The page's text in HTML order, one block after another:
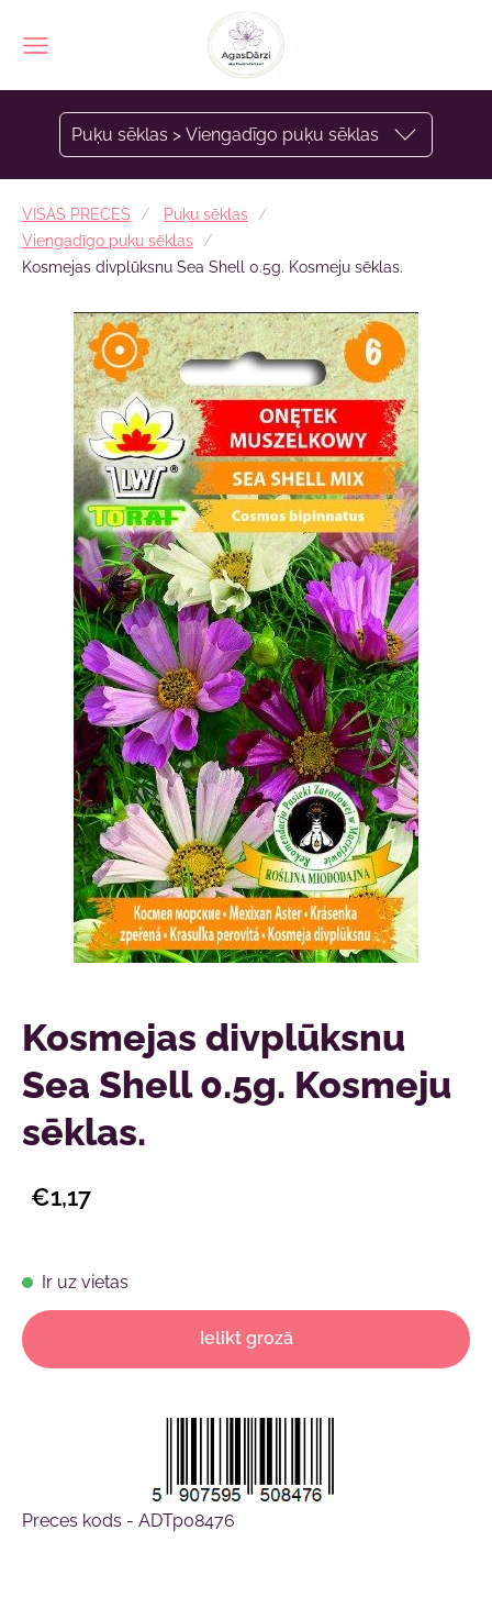
Puķu sēklas > Viengadīgo puķu sēklas
VISAS PRECES
Puķu sēklas
Viengadīgo puķu sēklas
Kosmejas divplūksnu Sea Shell 0.5g. Kosmeju sēklas.
Kosmejas divplūksnu
Sea Shell 0.5g. Kosmeju
sēklas.
€1,17
Ir uz vietas
Ielikt grozā
Preces kods - ADTp08476